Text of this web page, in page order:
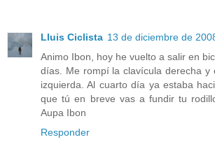
Lluis Ciclista 13 de diciembre de
Animo Ibon, hoy he vuelto a salir en
días. Me rompí la clavícula derecha y
izquierda. Al cuarto día ya estaba
que tú en breve vas a fundir tu
Aupa Ibon
Responder